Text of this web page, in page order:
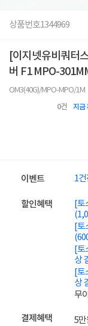
상품번호1344969
[이지넷유비쿼터
버 F1 MPO-
OM3(40G)/MPO-MPO/1M
0건 지금
이벤트 1건
할인혜택
[토
[토
[토
상
[토
상
무
결제혜택 5만